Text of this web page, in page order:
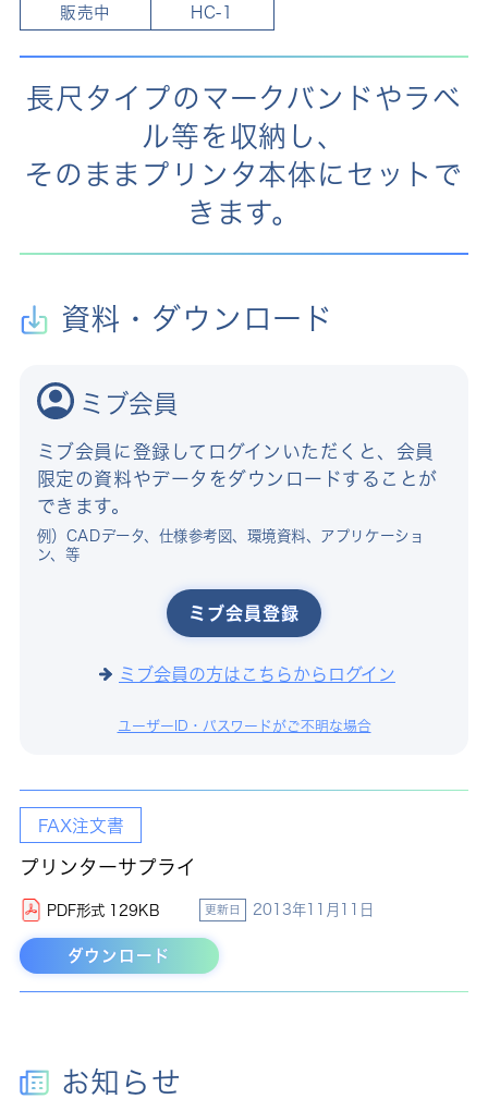
販売中 HC-1
長尺タイプのマークバンドやラベ
ル等を収納し、
そのままプリンタ本体にセットで
きます。
資料・ダウンロード
ミブ会員
ミブ会員に登録してログインいただくと、会員
限定の資料やデータをダウンロードすることが
できます。
例）CADデータ、仕様参考図、環境資料、アプリケーショ
ン、等
ミブ会員登録
ミブ会員の方はこちらからログイン
ユーザーID・パスワードがご不明な場合
FAX注文書
プリンターサプライ
PDF形式 129KB 更新日 2013年11月11日
ダウンロード
お知らせ